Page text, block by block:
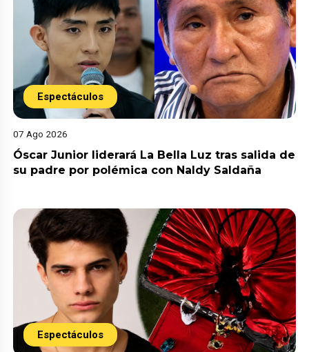
Espectáculos
07 Ago 2026
Óscar Junior liderará La Bella Luz tras salida de
su padre por polémica con Naldy Saldaña
Espectáculos